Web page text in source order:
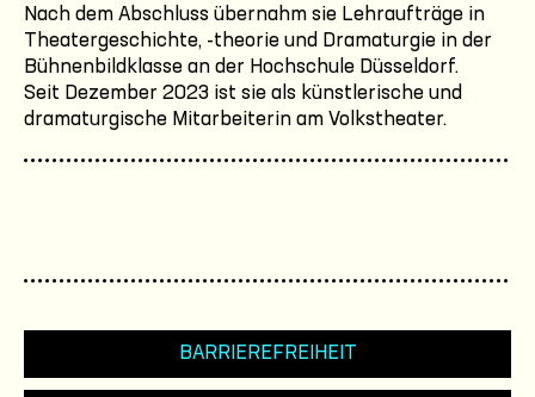
Nach dem Abschluss übernahm sie Lehraufträge in
Theatergeschichte, -theorie und Dramaturgie in der
Bühnenbildklasse an der Hochschule Düsseldorf.
Seit Dezember 2023 ist sie als künstlerische und
dramaturgische Mitarbeiterin am Volkstheater.
BARRIEREFREIHEIT